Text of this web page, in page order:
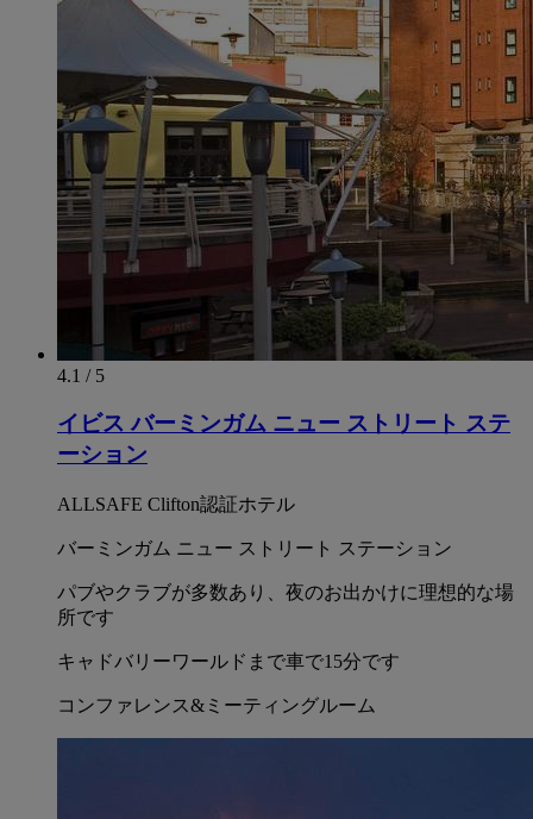
4.1 / 5
イビス バーミンガム ニュー ストリート ステ
ーション
ALLSAFE Clifton認証ホテル
バーミンガム ニュー ストリート ステーション
パブやクラブが多数あり、夜のお出かけに理想的な場
所です
キャドバリーワールドまで車で15分です
コンファレンス&ミーティングルーム